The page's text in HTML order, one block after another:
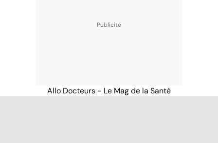
Allo Docteurs - Le Mag de la Santé